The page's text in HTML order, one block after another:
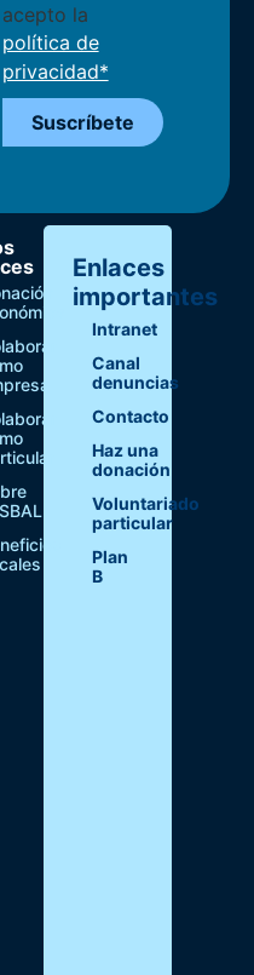
acepto la
política de
privacidad*
Suscríbete
Enlaces
importantes
Intranet
Canal
denuncias
Contacto
Haz una
donación
Voluntariado
particular
Plan
B